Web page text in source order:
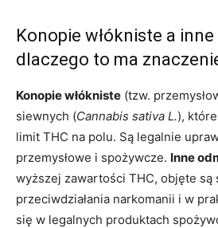
Konopie włókniste a
dlaczego to ma
Konopie włókniste (tzw.
siewnych (Cannabis sativa L.),
limit THC na polu. Są legalnie
przemysłowe i spożywcze. Inne
wyższej zawartości THC, objęte są
przeciwdziałania narkomanii i w
się w legalnych produktach